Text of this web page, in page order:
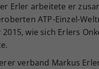
Erler arbeitete er
ATP-Einzel-
2015, wie sich Erlers
verband Markus